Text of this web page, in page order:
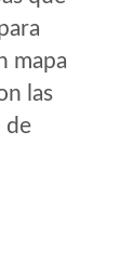
mapa
las
de